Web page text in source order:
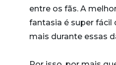
entre os fãs. A
fantasia é super fácil
mais durante essas